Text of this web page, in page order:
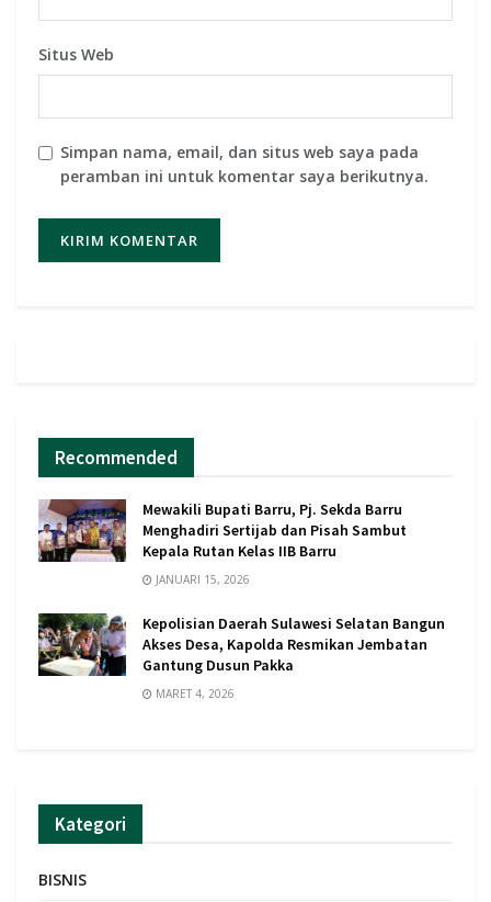
Situs Web
Simpan nama, email, dan situs web saya pada
peramban ini untuk komentar saya berikutnya.
Recommended
Mewakili Bupati Barru, Pj. Sekda Barru
Menghadiri Sertijab dan Pisah Sambut
Kepala Rutan Kelas IIB Barru
JANUARI 15, 2026
Kepolisian Daerah Sulawesi Selatan Bangun
Akses Desa, Kapolda Resmikan Jembatan
Gantung Dusun Pakka
MARET 4, 2026
Kategori
BISNIS